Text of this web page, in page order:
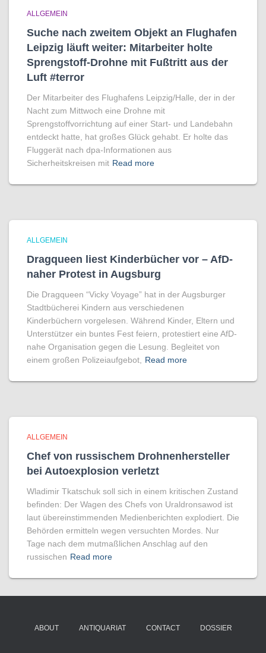
ALLGEMEIN
Suche nach zweitem Objekt an Flughafen
Leipzig läuft weiter: Mitarbeiter holte
Sprengstoff-Drohne mit Fußtritt aus der
Luft #terror
Der Mitarbeiter des Flughafens Leipzig/Halle, der in der
Nacht zum Mittwoch eine Drohne mit
Sprengstoffvorrichtung auf einer Start- und Landebahn
entdeckt hatte, hat großes Glück gehabt. Er holte das
Fluggerät nach dpa-Informationen aus
Sicherheitskreisen mit Read more
ALLGEMEIN
Dragqueen liest Kinderbücher vor – AfD-
naher Protest in Augsburg
Die Dragqueen “Vicky Voyage” hat in der Augsburger
Stadtbücherei Kindern aus verschiedenen
Kinderbüchern vorgelesen. Während Kinder, Eltern und
Unterstützer ein buntes Fest feiern, protestiert eine AfD-
nahe Organisation gegen die Lesung. Begleitet von
einem großen Polizeiaufgebot,
Read more
ALLGEMEIN
Chef von russischem Drohnenhersteller
bei Autoexplosion verletzt
Wladimir Tkatschuk soll sich in einem kritischen Zustand
befinden: Der Wagen des Chefs von Uraldronsawod ist
laut übereinstimmenden Medienberichten explodiert. Die
Behörden ermitteln wegen versuchten Mordes. Nur
Tage nach dem mutmaßlichen Anschlag auf den
russischen Read more
ABOUT ANTIQUARIAT CONTACT DOSSIER